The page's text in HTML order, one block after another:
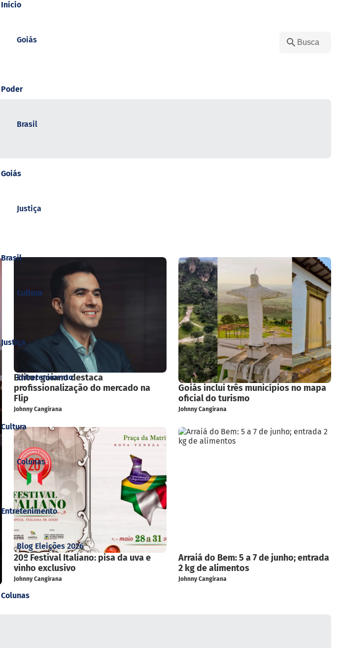
Goiás
Brasil
Justiça
Cultura
Entretenimento
Colunas
Blog Eleições 2026
Início
Poder
Goiás
Brasil
Justiça
Cultura
Entretenimento
Colunas
Editor goiano destaca
profissionalização do mercado na
Flip
Johnny Cangirana
Goiás inclui três municípios no mapa
oficial do turismo
Johnny Cangirana
20º Festival Italiano: pisa da uva e
vinho exclusivo
Johnny Cangirana
Arraiá do Bem: 5 a 7 de junho; entrada
2 kg de alimentos
Johnny Cangirana